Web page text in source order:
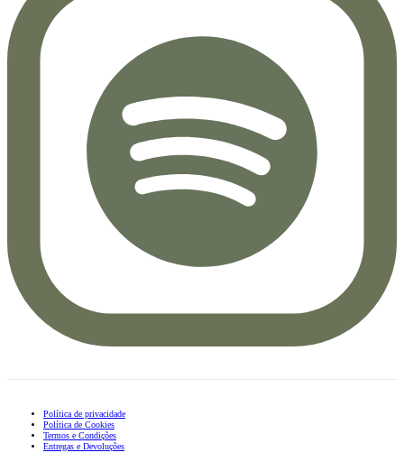
Política de privacidade
Política de Cookies
Termos e Condições
Entregas e Devoluções